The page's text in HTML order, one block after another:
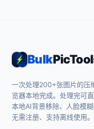
Bulk
一次处理200+张图片的压
览器本地完成。处理完可
本地AI背景移除、人脸模
无需注册、支持离线使用。